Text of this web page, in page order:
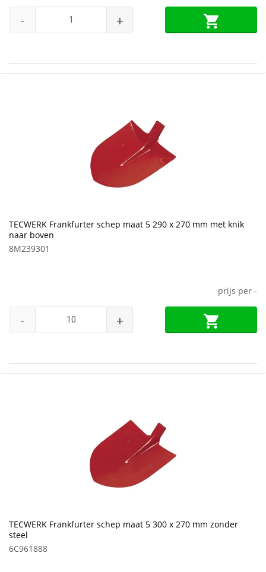
- +
TECWERK Frankfurter schep maat 5 290 x 270 mm met knik
naar boven
8M239301
prijs per -
- +
TECWERK Frankfurter schep maat 5 300 x 270 mm zonder
steel
6C961888